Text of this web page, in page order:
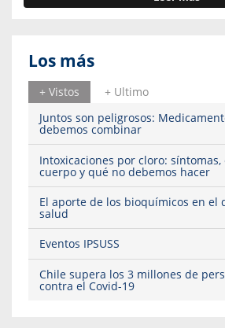
Los más
+ Vistos
+ Ultimo
Juntos son peligrosos:
debemos combinar
Intoxicaciones por cloro: síntomas,
cuerpo y qué no debemos hacer
El aporte de los bioquímicos en el
salud
Eventos IPSUSS
Chile supera los 3 millones de
contra el Covid-19